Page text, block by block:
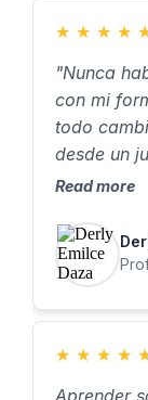
★ ★ ★ ★
"Nunca
con mi
todo cambió. Rediseñé mi clase de
desde un
enseñar
Read more
★ ★ ★ ★
Aprender